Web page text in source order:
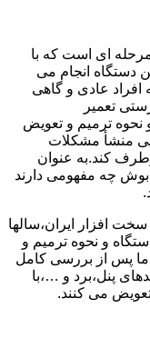
ای است که با
دستگاه انجام می
عادی و گاهی
تعمیر
نحوه ترمیم و تعویض
منشأ مشکلات
کند.به عنوان
بوش چه مفهومی دارند
افزار ایران،سالها
و نحوه ترمیم و
پس از بررسی کامل
پنل،برد و …،با
می کنند.